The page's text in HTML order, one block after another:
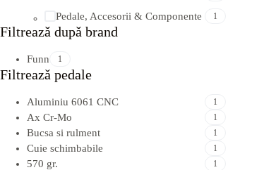
Pedale, Accesorii & Componente 1
Filtreazǎ dupǎ brand
Funn 1
Filtreazǎ pedale
Aluminiu 6061 CNC 1
Ax Cr-Mo 1
Bucsa si rulment 1
Cuie schimbabile 1
570 gr. 1